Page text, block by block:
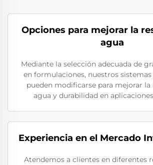
Opciones para mejorar la
agua
Mediante la selección adecuada de
en formulaciones, nuestros sistemas
pueden modificarse para mejorar la
agua y durabilidad en
Experiencia en el Mercado
Atendemos a clientes en diferentes